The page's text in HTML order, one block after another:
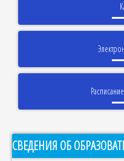
СВЕДЕНИЯ ОБ